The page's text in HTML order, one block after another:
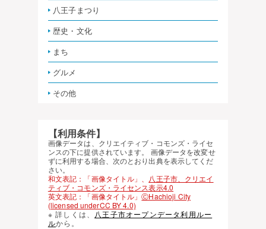
八王子まつり
歴史・文化
まち
グルメ
その他
【利用条件】
画像データは、クリエイティブ・コモンズ・ライセ
ンスの下に提供されています。 画像データを改変せ
ずに利用する場合、次のとおり出典を表示してくだ
さい。
和文表記：「画像タイトル」、 八王子市、クリエイ
ティブ・コモンズ・ライセンス表示4.0
英文表記：「画像タイトル」ⒸHachioji City
(licensed underCC BY 4.0)
※ 詳しくは、
八王子市オープンデータ利用ルー
ルから。